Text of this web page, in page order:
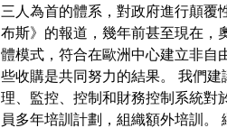
三人為首的體系，對政府進行顛覆
布斯》的報道，幾年前甚至現在，
體模式，符合在歐洲中心建立非自
些收購是共同努力的結果。 我們
理、監控、控制和財務控制系統對
員多年培訓計劃，組織額外培訓